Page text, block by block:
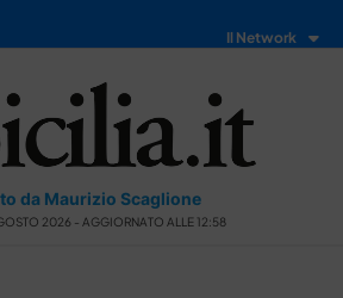
Il Network
da Maurizio Scaglione
2026 - AGGIORNATO ALLE 12:58